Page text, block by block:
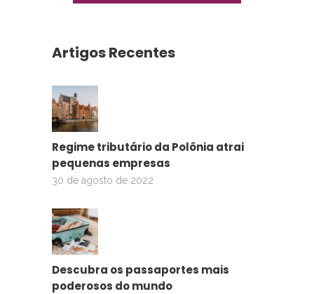
Artigos Recentes
Regime tributário da Polônia atrai
pequenas empresas
30 de agosto de 2022
Descubra os passaportes mais
poderosos do mundo